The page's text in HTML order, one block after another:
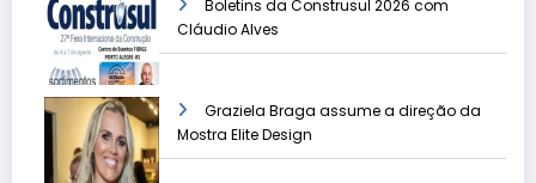
Boletins da Construsul 2026 com
Cláudio Alves
Graziela Braga assume a direção da
Mostra Elite Design